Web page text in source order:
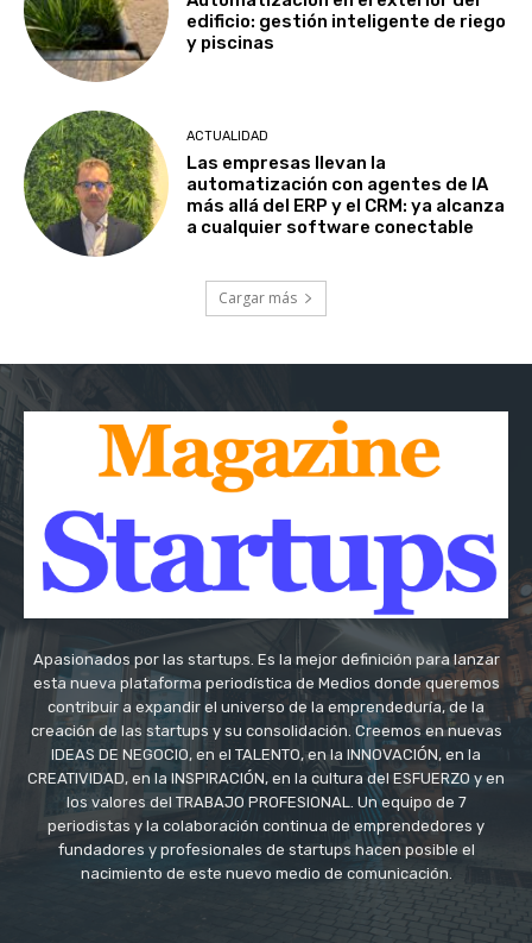
edificio: gestión inteligente de riego
y piscinas
ACTUALIDAD
Las empresas llevan la
automatización con agentes de IA
más allá del ERP y el CRM: ya alcanza
a cualquier software conectable
Cargar más
Apasionados por las startups. Es la mejor definición para lanzar
esta nueva plataforma periodística de Medios donde queremos
contribuir a expandir el universo de la emprendeduría, de la
creación de las startups y su consolidación. Creemos en nuevas
IDEAS DE NEGOCIO, en el TALENTO, en la INNOVACIÓN, en la
CREATIVIDAD, en la INSPIRACIÓN, en la cultura del ESFUERZO y en
los valores del TRABAJO PROFESIONAL. Un equipo de 7
periodistas y la colaboración continua de emprendedores y
fundadores y profesionales de startups hacen posible el
nacimiento de este nuevo medio de comunicación.